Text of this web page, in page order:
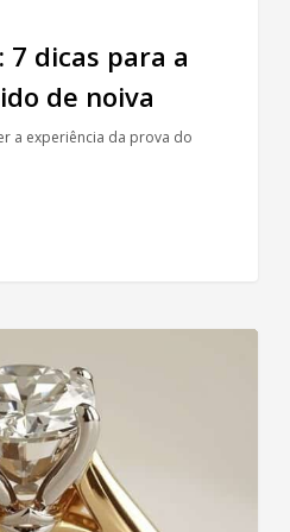
7 dicas para a
de noiva
a experiência da prova do